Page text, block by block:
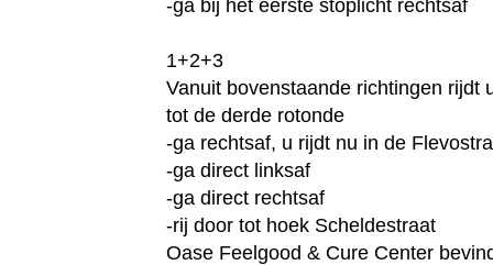
-ga bij het eerste stoplicht rechtsaf
1+2+3
Vanuit bovenstaande richtingen rijdt
tot de derde rotonde
-ga rechtsaf, u rijdt nu in de
-ga direct linksaf
-ga direct rechtsaf
-rij door tot hoek Scheldestraat
Oase Feelgood & Cure Center